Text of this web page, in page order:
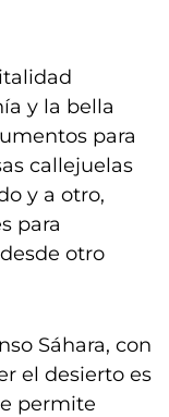
y la bella
para
callejuelas
y a otro,
para
otro
Sáhara, con
el desierto es
permite